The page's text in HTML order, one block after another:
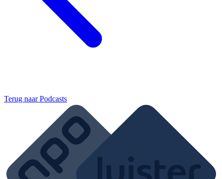
Terug naarPodcasts